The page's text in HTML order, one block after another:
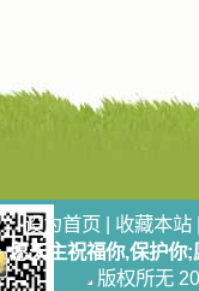
设为首页 | 收藏本站
愿天主祝福你,保护你
版权所无